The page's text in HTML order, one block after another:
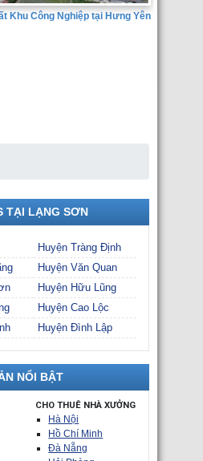
TẠI LẠNG SƠN
Huyện Tràng Định
Huyện Văn Quan
Huyện Hữu Lũng
Huyện Cao Lộc
Huyện Đình Lập
NỔI BẬT
CHO THUÊ NHÀ XƯỞNG
Hà Nội
Hồ Chí Minh
Đà Nẵng